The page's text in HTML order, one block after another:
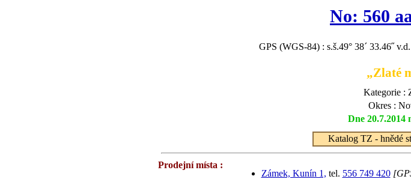
No: 560
GPS (WGS-84) : s.š.49° 38´ 33.46˝
„Zlaté
Kategorie :
Okres :
Dne 20.7.2014
Katalog TZ - hnědé
Prodejní místa :
Zámek, Kunín 1, tel. 556 749 420